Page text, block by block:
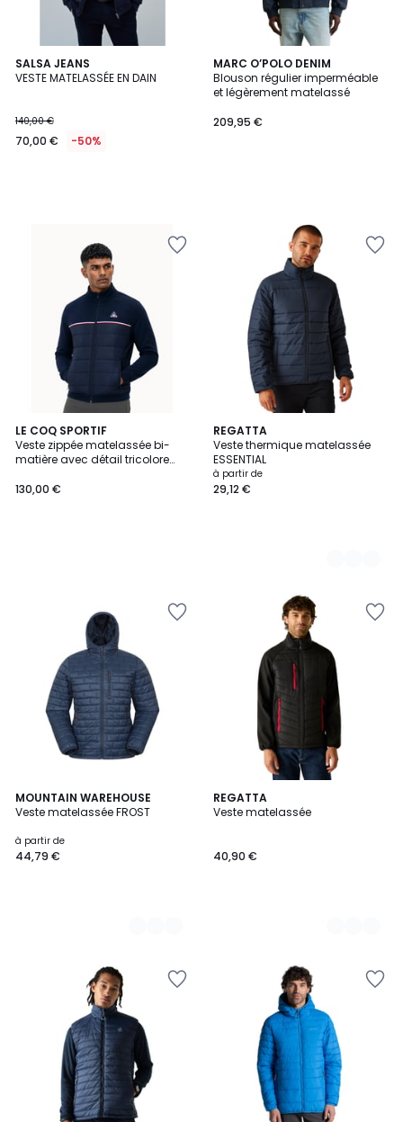
SALSA JEANS
VESTE MATELASSÉE EN DAIN
140,00 €
70,00 € -50%
MARC O’POLO DENIM
Blouson régulier imperméable
et légèrement matelassé
209,95 €
LE COQ SPORTIF
Veste zippée matelassée bi-
matière avec détail tricolore
130,00 €
REGATTA
Veste thermique matelassée
ESSENTIAL
à partir de
29,12 €
2
Couleurs
MOUNTAIN WAREHOUSE
Veste matelassée FROST
à partir de
44,79 €
2
Couleurs
REGATTA
Veste matelassée
40,90 €
4
Couleurs